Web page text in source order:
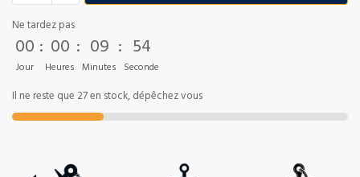
Ne tardez pas
00
Jour
: 00
Heures
: 09
Minutes
: 54
Seconde
Il ne reste que 27 en stock, dépêchez vous